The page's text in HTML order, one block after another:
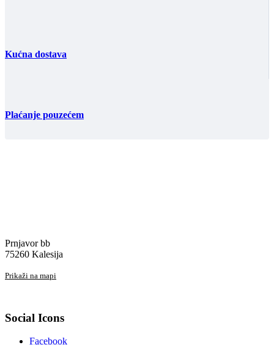
Kućna dostava
Plaćanje pouzećem
Prnjavor bb
75260 Kalesija
Prikaži na mapi
Social Icons
Facebook